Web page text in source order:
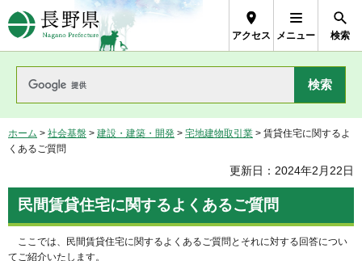
長野県Nagano Prefecture
アクセス メニュー 検索
ホーム > 社会基盤 > 建設・建築・開発 > 宅地建物取引業 > 賃貸住宅に関するよ
くあるご質問
更新日：2024年2月22日
民間賃貸住宅に関するよくあるご質問
ここでは、民間賃貸住宅に関するよくあるご質問とそれに対する回答につい
てご紹介いたします。